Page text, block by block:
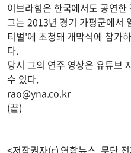
이브라힘은 한국에서도 공연한
그는 2013년 경기 가평군에서
티벌'에 초청돼 개막식에 참가
다.
당시 그의 연주 영상은 유튜브
수 있다.
rao@yna.co.kr
(끝)